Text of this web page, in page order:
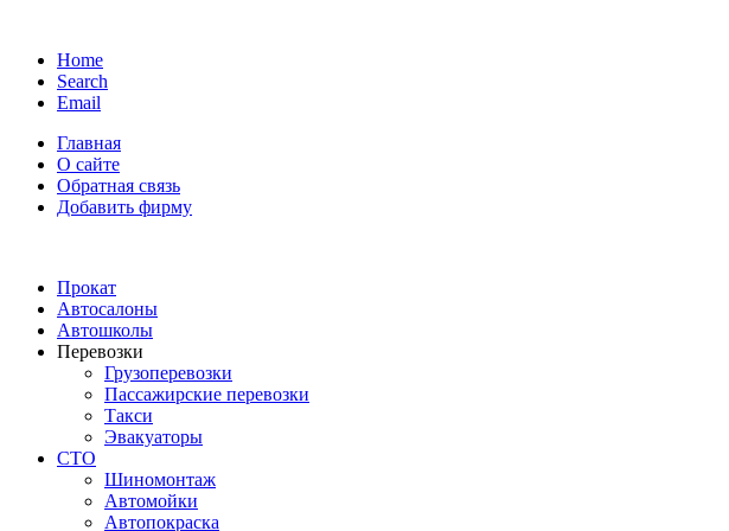
Home
Search
Email
Главная
О сайте
Обратная связь
Добавить фирму
Прокат
Автосалоны
Автошколы
Перевозки
Грузоперевозки
Пассажирские перевозки
Такси
Эвакуаторы
СТО
Шиномонтаж
Автомойки
Автопокраска